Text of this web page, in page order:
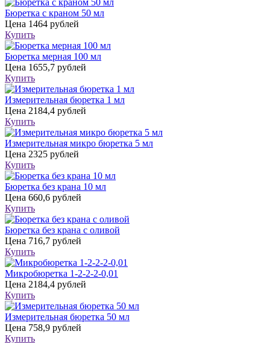
Бюретка с краном 50 мл
Цена 1464 рублей
Купить
Бюретка мерная 100 мл
Цена 1655,7 рублей
Купить
Измерительная бюретка 1 мл
Цена 2184,4 рублей
Купить
Измерительная микро бюретка 5 мл
Цена 2325 рублей
Купить
Бюретка без крана 10 мл
Цена 660,6 рублей
Купить
Бюретка без крана с оливой
Цена 716,7 рублей
Купить
Микробюретка 1-2-2-2-0,01
Цена 2184,4 рублей
Купить
Измерительная бюретка 50 мл
Цена 758,9 рублей
Купить